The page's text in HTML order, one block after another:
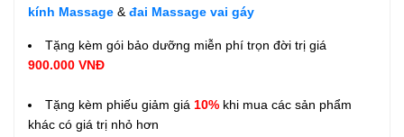
kính Massage & đai Massage vai gáy
Tặng kèm gói bảo dưỡng miễn phí trọn đời trị giá
900.000 VNĐ
Tặng kèm phiếu giảm giá 10% khi mua các sản phẩm
khác có giá trị nhỏ hơn